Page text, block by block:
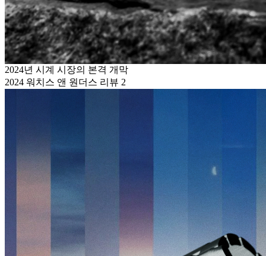
2024년 시계 시장의 본격 개막
2024 워치스 앤 원더스 리뷰 2